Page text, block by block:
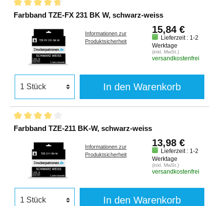
Farbband TZE-FX 231 BK W, schwarz-weiss
Informationen zur
Produktsicherheit
15,84 €
Lieferzeit : 1-2
Werktage
(inkl. MwSt.)
versandkostenfrei
In den Warenkorb
Farbband TZE-211 BK-W, schwarz-weiss
Informationen zur
Produktsicherheit
13,98 €
Lieferzeit : 1-2
Werktage
(inkl. MwSt.)
versandkostenfrei
In den Warenkorb